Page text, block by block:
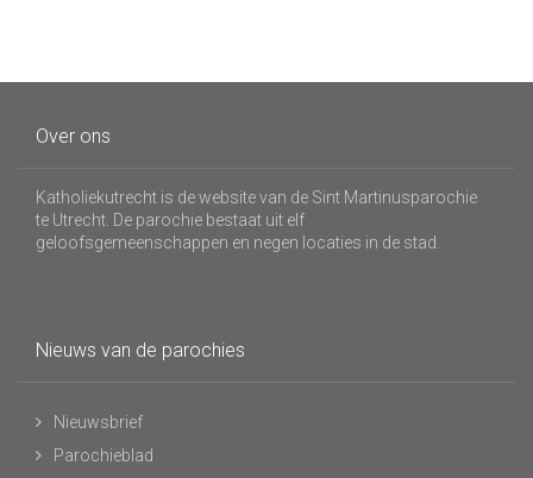
Over ons
Katholiekutrecht is de website van de Sint Martinusparochie
te Utrecht. De parochie bestaat uit elf
geloofsgemeenschappen en negen locaties in de stad.
Nieuws van de parochies
Nieuwsbrief
Parochieblad